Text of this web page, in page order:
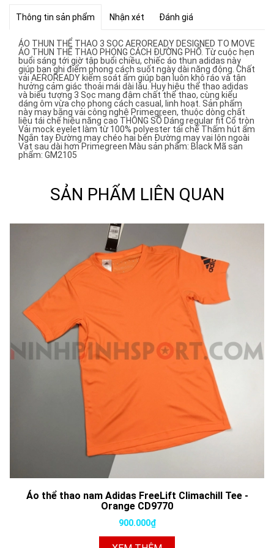
Thông tin sản phẩm Nhận xét Đánh giá
ÁO THUN THỂ THAO 3 SỌC AEROREADY DESIGNED TO MOVE
ÁO THUN THỂ THAO PHONG CÁCH ĐƯỜNG PHỐ. Từ cuộc hẹn
buổi sáng tới giờ tập buổi chiều, chiếc áo thun adidas này
giúp bạn ghi điểm phong cách suốt ngày dài năng động. Chất
vải AEROREADY kiểm soát ẩm giúp bạn luôn khô ráo và tận
hưởng cảm giác thoải mái dài lâu. Huy hiệu thể thao adidas
và biểu tượng 3 Sọc mang đậm chất thể thao, cùng kiểu
dáng ôm vừa cho phong cách casual, linh hoạt. Sản phẩm
này may bằng vải công nghệ Primegreen, thuộc dòng chất
liệu tái chế hiệu năng cao THÔNG SỐ Dáng regular fit Cổ tròn
Vải mock eyelet làm từ 100% polyester tái chế Thấm hút ẩm
Ngắn tay Đường may chéo hai bên Đường may vai lộn ngoài
Vạt sau dài hơn Primegreen Màu sản phẩm: Black Mã sản
phẩm: GM2105
SẢN PHẨM LIÊN QUAN
Áo thể thao nam Adidas FreeLift Climachill Tee -
Orange CD9770
900.000₫